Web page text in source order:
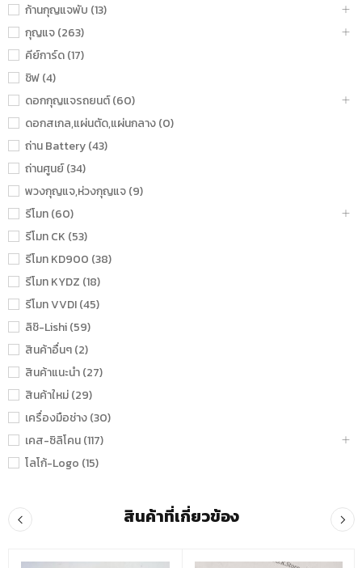
ก้านกุญแจพับ (13)
กุญแจ (263)
คีย์การ์ด (17)
ชิฟ (4)
ดอกกุญแจรถยนต์ (60)
ดอกสเกล,แผ่นตัด,แผ่นกลาง (0)
ถ่าน Battery (43)
ถ่านศูนย์ (34)
พวงกุญแจ,ห่วงกุญแจ (9)
รีโมท (60)
รีโมท CK (53)
รีโมท KD900 (38)
รีโมท KYDZ (18)
รีโมท VVDI (45)
ลิชิ-Lishi (59)
สินค้าอื่นๆ (2)
สินค้าแนะนำ (27)
สินค้าใหม่ (29)
เครื่องมือช่าง (30)
เคส-ซิลิโคน (117)
โลโก้-Logo (15)
สินค้าที่เกี่ยวข้อง